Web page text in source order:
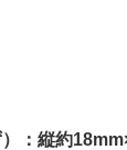
：縦約